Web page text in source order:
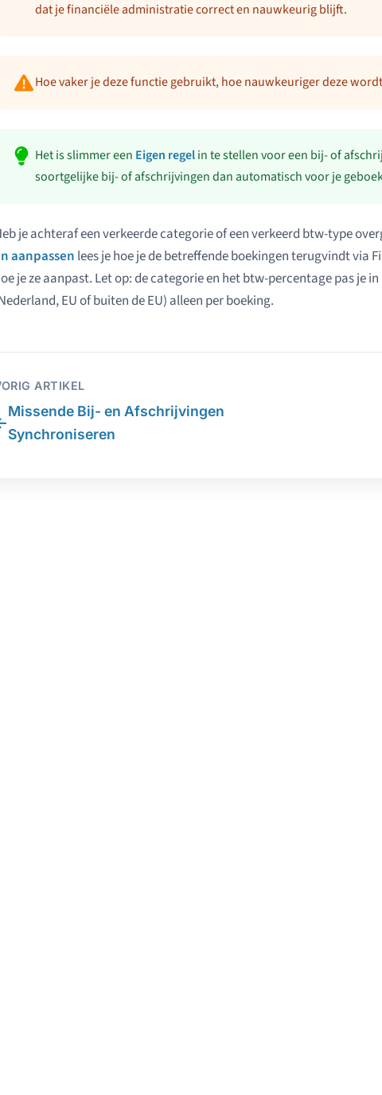
dat je financiële administratie correct en nauwkeurig blijft.
Hoe vaker je deze functie gebruikt, hoe nauwkeuriger deze
Het is slimmer een Eigen regelin te stellen voor een bij- of
soortgelijke bij- of afschrijvingen dan automatisch voor je
je achteraf een verkeerde categorie of een verkeerd btw-type
aanpassen lees je hoe je de betreffende boekingen terugvindt via
je ze aanpast. Let op: de categorie en het btw-percentage pas je
EU of buiten de EU) alleen per boeking.
ARTIKEL
Missende Bij- en Afschrijvingen
Synchroniseren